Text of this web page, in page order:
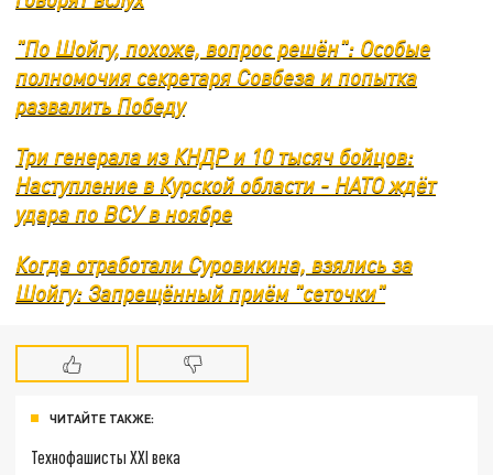
"По Шойгу, похоже, вопрос решён": Особые
полномочия секретаря Совбеза и попытка
развалить Победу
Три генерала из КНДР и 10 тысяч бойцов:
Наступление в Курской области - НАТО ждёт
удара по ВСУ в ноябре
Когда отработали Суровикина, взялись за
Шойгу: Запрещённый приём "сеточки"
ЧИТАЙТЕ ТАКЖЕ:
Технофашисты XXI века